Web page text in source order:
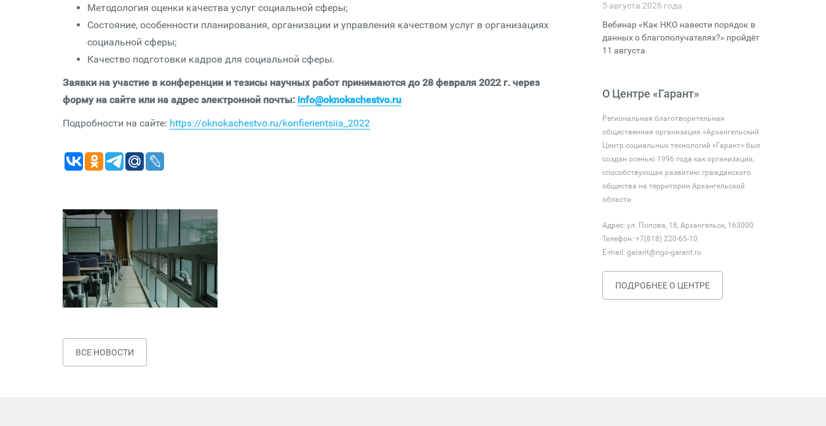
Методология оценки качества услуг социальной сферы;
Состояние, особенности планирования, организации и управления качеством услуг в организациях
социальной сферы;
Качество подготовки кадров для социальной сферы.
Заявки на участие в конференции и тезисы научных работ принимаются до 28 февраля 2022 г. через
форму на сайте или на адрес электронной почты: info@oknokachestvo.ru
Подробности на сайте: https://oknokachestvo.ru/konfierientsiia_2022
ВСЕ НОВОСТИ
5 августа 2026 года
Вебинар «Как НКО навести порядок в
данных о благополучателях?» пройдёт
11 августа
О Центре «Гарант»
Региональная благотворительная
общественная организация «Архангельский
Центр социальных технологий «Гарант» был
создан осенью 1996 года как организация,
способствующая развитию гражданского
общества на территории Архангельской
области
Адрес: ул. Попова, 18, Архангельск, 163000
Телефон: +7(818) 220-65-10
E-mail: garant@ngo-garant.ru
ПОДРОБНЕЕ О ЦЕНТРЕ